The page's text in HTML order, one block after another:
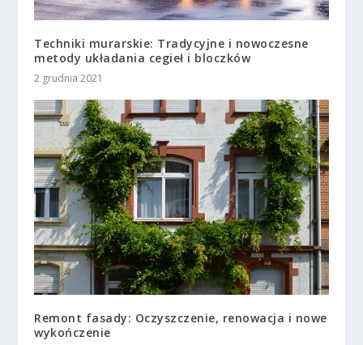
Techniki murarskie: Tradycyjne i nowoczesne
metody układania cegieł i bloczków
2 grudnia 2021
Remont fasady: Oczyszczenie, renowacja i nowe
wykończenie